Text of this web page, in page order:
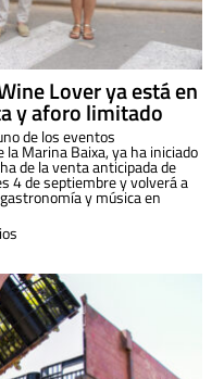
Lover ya está en
y aforo limitado
de los eventos
Marina Baixa, ya ha iniciado
de la venta anticipada de
4 de septiembre y volverá a
y música en